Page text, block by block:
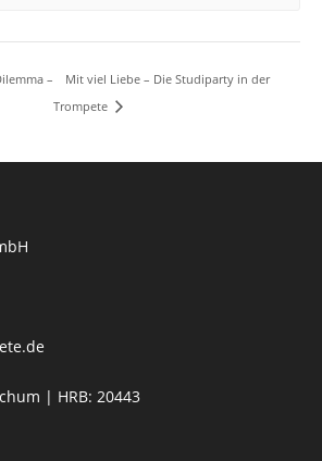
–
Mit viel Liebe – Die Studiparty in der
Trompete
| HRB: 20443